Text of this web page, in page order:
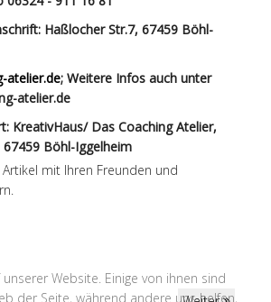
Haßlocher Str.7, 67459 Böhl-
atelier.de; Weitere Infos auch unter
atelier.de
KreativHaus/ Das Coaching Atelier,
Böhl-Iggelheim
mit Ihren Freunden und
Website. Einige von ihnen sind
der Seite, während andere uns helfen,